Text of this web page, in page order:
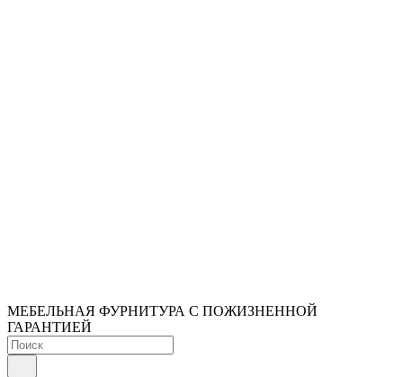
МЕБЕЛЬНАЯ ФУРНИТУРА С ПОЖИЗНЕННОЙ
ГАРАНТИЕЙ